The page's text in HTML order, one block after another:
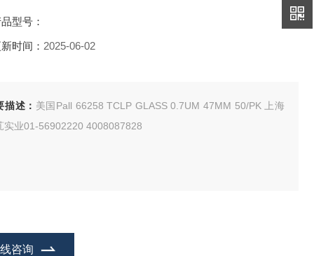
型号：
时间： 2025-06-02
描述： 美国Pall 66258 TCLP GLASS 0.7UM 47MM 50/PK 上海
实业01-56902220 4008087828
咨询